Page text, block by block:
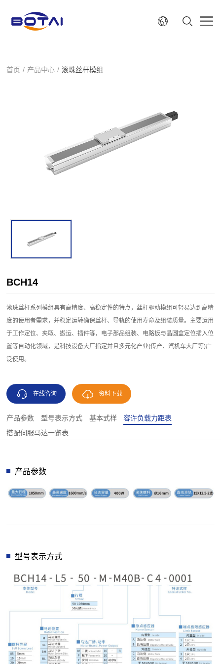
首页 / 产品中心 / 滚珠丝杆模组
BCH14
滚珠丝杆系列模组具有高精度、高稳定性的特点，丝杆驱动模组可轻易达到高精
度的使用者需求，并稳定运转确保丝杆、导轨的使用寿命及组装质量。主要运用
于工作定位、夹取、搬运、插件等，电子部品组装、电路板与晶圆盒定位插入位
置等自动化领域，是科技设备大厂指定并且多元化产业(传产、汽机车大厂等)广
泛使用。
在线咨询 资料下载
产品参数 型号表示方式 基本式样
容许负载力距表
搭配伺服马达一览表
产品参数
型号表示方式